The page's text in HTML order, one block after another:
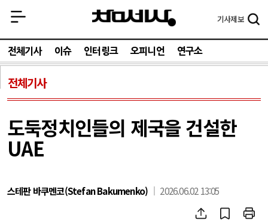
기사제보
전체기사 이슈 인터링크 오피니언 연구소
전체기사
도둑정치인들의 제국을 건설한
UAE
스테판 바쿠멘코(Stefan Bakumenko) 2026.06.02 13:05